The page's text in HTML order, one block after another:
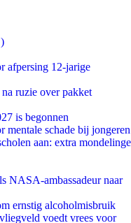
afpersing 12-jarige
ruzie over pakket
is begonnen
schade bij jongeren
aan: extra mondelinge
NASA-ambassadeur naar
ernstig alcoholmisbruik
voedt vrees voor